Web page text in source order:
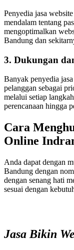
Penyedia jasa
mendalam tentang
mengoptimalkan
Bandung dan
3. Dukungan
Banyak penyedia
pelanggan sebagai
melalui setiap
perencanaan hingga
Cara
Online
Anda dapat dengan
Bandung dengan
dengan senang hati
sesuai dengan
Jasa Bikin